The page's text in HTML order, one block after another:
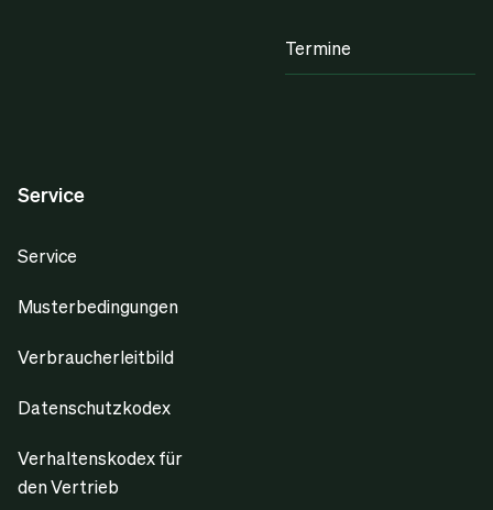
Termine
Service
Service
Musterbedingungen
Verbraucherleitbild
Datenschutzkodex
Verhaltenskodex für
den Vertrieb